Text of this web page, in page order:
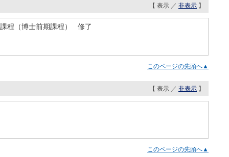
【 表示 ／ 非表示 】
程（博士前期課程） 修了
このページの先頭へ▲
【 表示 ／ 非表示 】
このページの先頭へ▲